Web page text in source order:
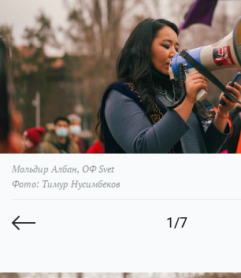
1/7
Мольдир Албан, ОФ Svet
Фото: Тимур Нусимбеков